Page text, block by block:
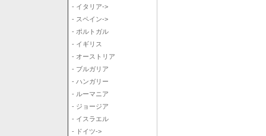
- イタリア->
- スペイン->
- ポルトガル
- イギリス
- オーストリア
- ブルガリア
- ハンガリー
- ルーマニア
- ジョージア
- イスラエル
- ドイツ->